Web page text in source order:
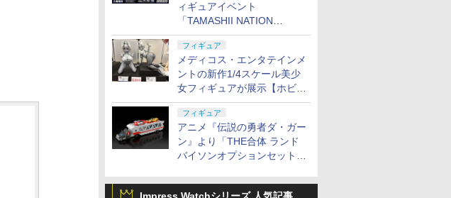
ィギュアイベント
「TAMASHII NATION
2026」が11月13日より開催
決定
フィギュア
メディコス・エンタテインメ
ントの新作1/4スケール美少
女フィギュアが展示【ホビー
メーカー合同展示会】
フィギュア
アニメ『伝説の勇者ダ・ガー
ン』より「THE合体 ランド
バイソンオプションセット」